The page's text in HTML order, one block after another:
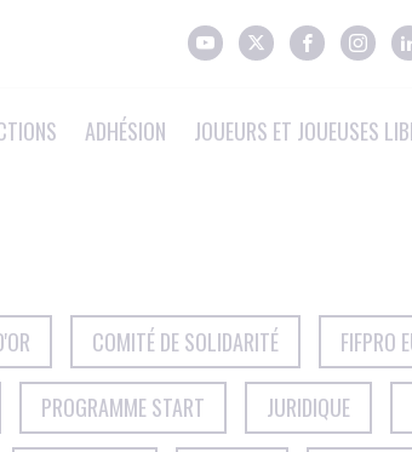
ADHÉSION JOUEURS ET JOUEUSES
COMITÉ DE SOLIDARITÉ FIFPRO
PROGRAMME START JURIDIQUE